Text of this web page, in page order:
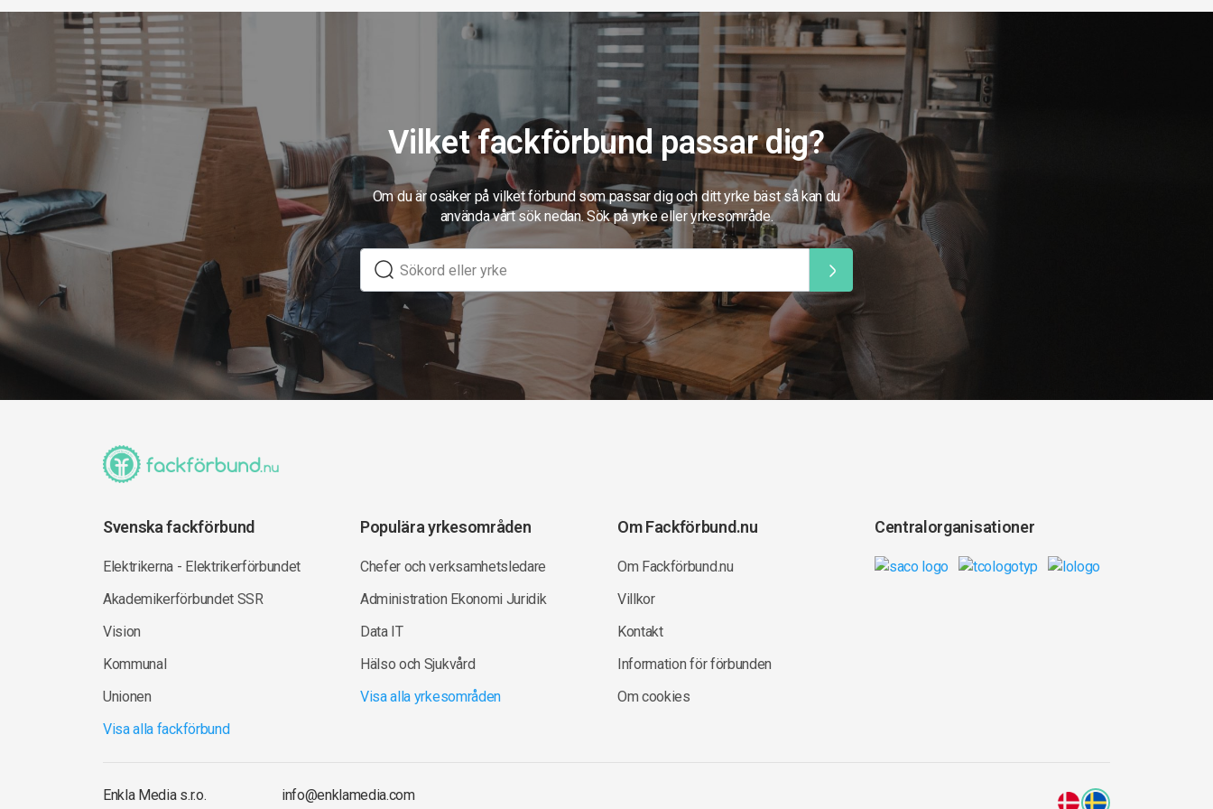
Vilket fackförbund passar dig?
Om du är osäker på vilket förbund som passar dig och ditt yrke bäst så kan du
använda vårt sök nedan. Sök på yrke eller yrkesområde.
Svenska fackförbund
Elektrikerna - Elektrikerförbundet
Akademikerförbundet SSR
Vision
Kommunal
Unionen
Visa alla fackförbund
Populära yrkesområden
Chefer och verksamhetsledare
Administration Ekonomi Juridik
Data IT
Hälso och Sjukvård
Visa alla yrkesområden
Om Fackförbund.nu
Om Fackförbund.nu
Villkor
Kontakt
Information för förbunden
Om cookies
Centralorganisationer
Enkla Media s.r.o. info@enklamedia.com